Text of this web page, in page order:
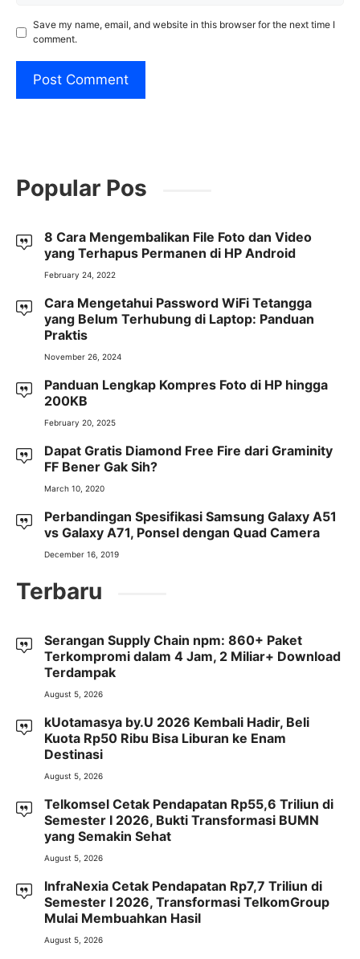
Save my name, email, and website in this browser for the next time I
comment.
Popular Pos
8 Cara Mengembalikan File Foto dan Video
yang Terhapus Permanen di HP Android
February 24, 2022
Cara Mengetahui Password WiFi Tetangga
yang Belum Terhubung di Laptop: Panduan
Praktis
November 26, 2024
Panduan Lengkap Kompres Foto di HP hingga
200KB
February 20, 2025
Dapat Gratis Diamond Free Fire dari Graminity
FF Bener Gak Sih?
March 10, 2020
Perbandingan Spesifikasi Samsung Galaxy A51
vs Galaxy A71, Ponsel dengan Quad Camera
December 16, 2019
Terbaru
Serangan Supply Chain npm: 860+ Paket
Terkompromi dalam 4 Jam, 2 Miliar+ Download
Terdampak
August 5, 2026
kUotamasya by.U 2026 Kembali Hadir, Beli
Kuota Rp50 Ribu Bisa Liburan ke Enam
Destinasi
August 5, 2026
Telkomsel Cetak Pendapatan Rp55,6 Triliun di
Semester I 2026, Bukti Transformasi BUMN
yang Semakin Sehat
August 5, 2026
InfraNexia Cetak Pendapatan Rp7,7 Triliun di
Semester I 2026, Transformasi TelkomGroup
Mulai Membuahkan Hasil
August 5, 2026